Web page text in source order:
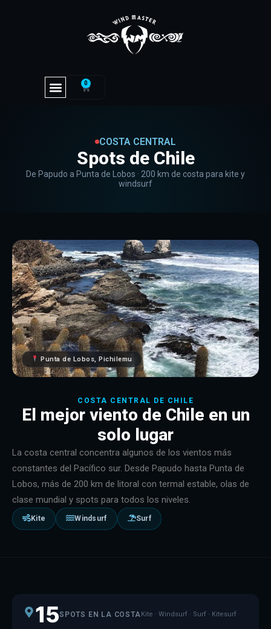
0
COSTA CENTRAL
Spots de Chile
De Papudo a Punta de Lobos · 200 km de costa para kite y
windsurf
COSTA CENTRAL DE CHILE
El mejor viento de Chile en un
solo lugar
La costa central concentra algunos de los vientos más
constantes del Pacífico sur. Desde Papudo hasta Punta de
Lobos, más de 200 km de litoral con termal estable, olas de
clase mundial y spots para todos los niveles.
Kite Windsurf Surf
Punta de Lobos, Pichilemu
15SPOTS EN LA COSTAKite · Windsurf · Surf · Kitesurf